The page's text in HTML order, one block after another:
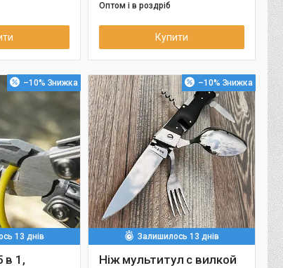
Оптом і в роздріб
Купити
–10%
13 днів
в 1,
–10%
Залишилось 13 днів
Ніж мультитул с вилкой